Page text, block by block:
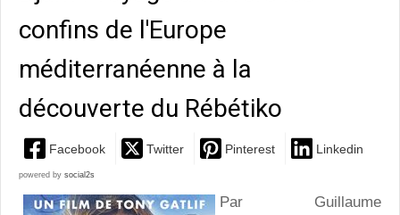
confins de l'Europe
méditerranéenne à la
découverte du Rébétiko
Facebook Twitter Pinterest Linkedin
powered by social2s
Par Guillaume